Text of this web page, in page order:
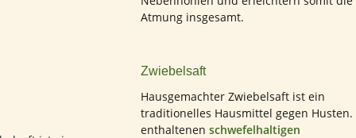
Atmung insgesamt.
Zwiebelsaft
Hausgemachter Zwiebelsaft ist ein
traditionelles Hausmittel gegen Husten.
enthaltenen schwefelhaltigen